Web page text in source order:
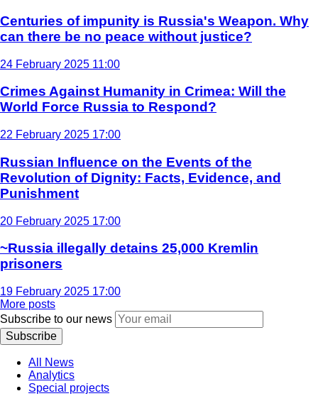
Centuries of impunity is Russia's Weapon. Why
can there be no peace without justice?
24 February 2025 11:00
Crimes Against Humanity in Crimea: Will the
World Force Russia to Respond?
22 February 2025 17:00
Russian Influence on the Events of the
Revolution of Dignity: Facts, Evidence, and
Punishment
20 February 2025 17:00
~Russia illegally detains 25,000 Kremlin
prisoners
19 February 2025 17:00
More posts
Subscribe to our news
Subscribe
All News
Analytics
Special projects